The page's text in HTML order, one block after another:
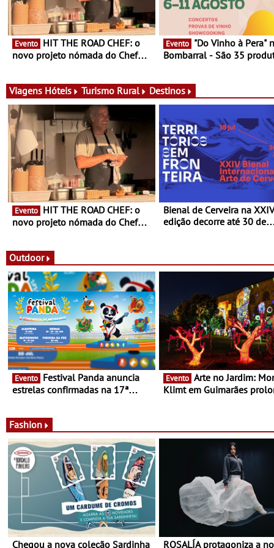
Evento
novo projeto nómada do Chef
que percorre Portugal
Evento
Bombarral - São 35
Viagens Hóteis Turismo Rural Destinos
Evento
novo projeto nómada do Chef
que percorre Portugal
Bienal de Cerveira na XXIV
edição decorre até 30 de
Outdoor
Evento
estrelas confirmadas na 17ª
Evento
Klimt em Guimarães
Fashion
Chegou a nova coleção Sardinha ROSALÍA protagoniza a